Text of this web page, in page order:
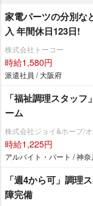
家電パーツの分別な
入 年間休日123日!
株式会社トーコー
時給1,580円
派遣社員 / 大阪府
「福祉調理スタッ
ーム
株式会社ジョイ&ホープ/
時給1,225円
アルバイト・パート / 神奈
「週4から可」調理
障完備